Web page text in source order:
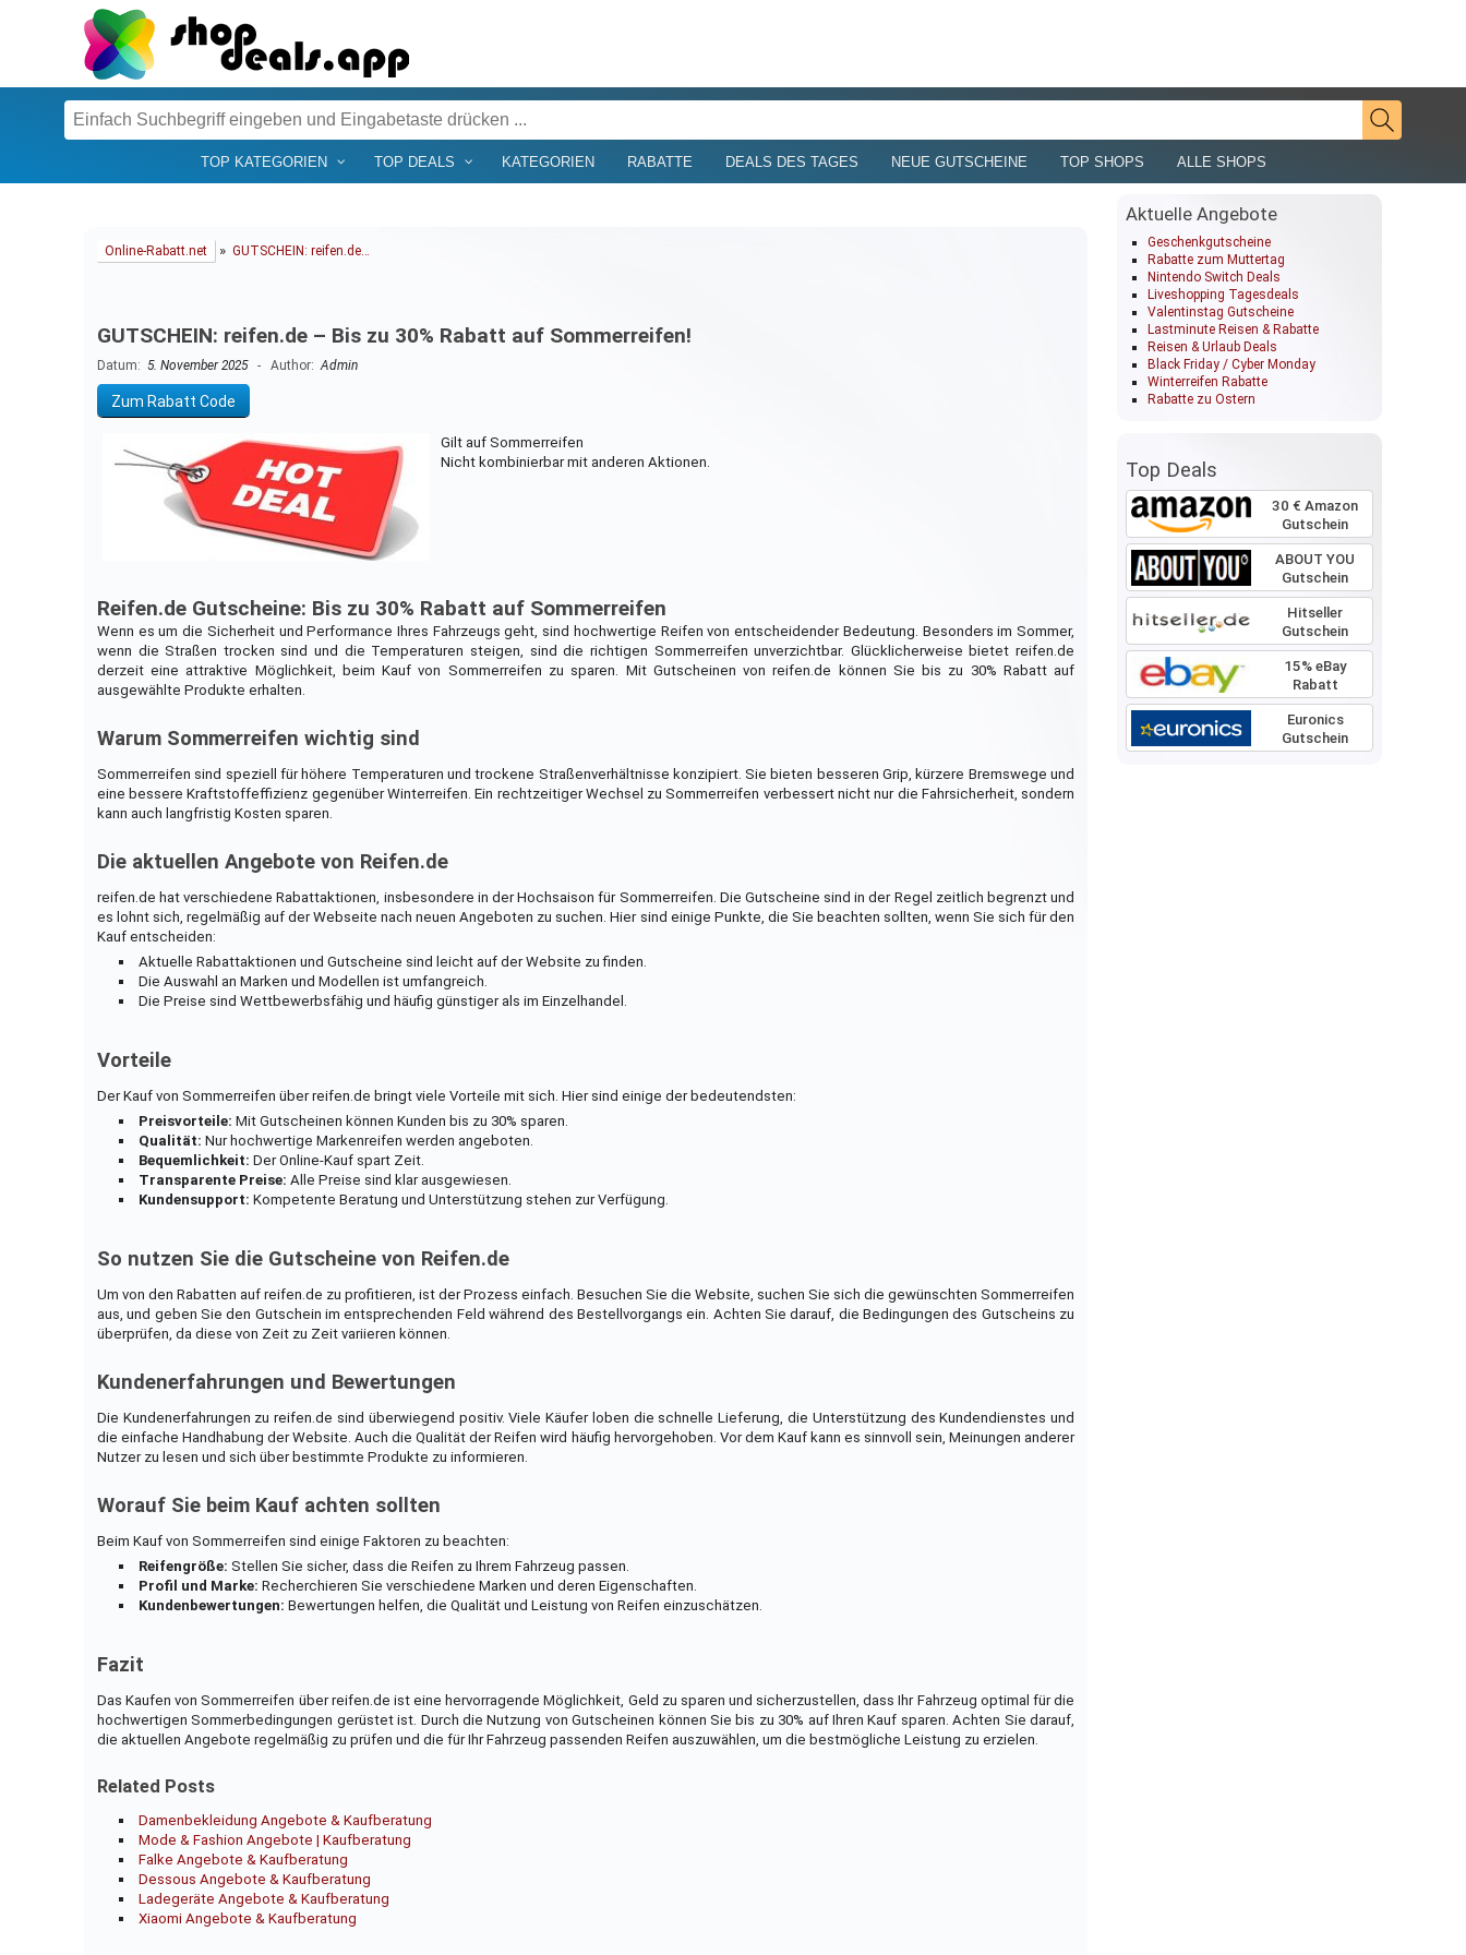
TOP KATEGORIEN TOP DEALS KATEGORIEN RABATTE DEALS DES TAGES NEUE GUTSCHEINE TOP SHOPS ALLE SHOPS
Online-Rabatt.net » GUTSCHEIN: reifen.de…
GUTSCHEIN: reifen.de – Bis zu 30% Rabatt auf Sommerreifen!
Datum: 5. November 2025- Author:Admin
Zum Rabatt Code
Gilt auf Sommerreifen
Nicht kombinierbar mit anderen Aktionen.
Reifen.de Gutscheine: Bis zu 30% Rabatt auf Sommerreifen
Wenn es um die Sicherheit und Performance Ihres Fahrzeugs geht, sind hochwertige Reifen von entscheidender Bedeutung. Besonders im Sommer,
wenn die Straßen trocken sind und die Temperaturen steigen, sind die richtigen Sommerreifen unverzichtbar. Glücklicherweise bietet reifen.de
derzeit eine attraktive Möglichkeit, beim Kauf von Sommerreifen zu sparen. Mit Gutscheinen von reifen.de können Sie bis zu 30% Rabatt auf
ausgewählte Produkte erhalten.
Warum Sommerreifen wichtig sind
Sommerreifen sind speziell für höhere Temperaturen und trockene Straßenverhältnisse konzipiert. Sie bieten besseren Grip, kürzere Bremswege und
eine bessere Kraftstoffeffizienz gegenüber Winterreifen. Ein rechtzeitiger Wechsel zu Sommerreifen verbessert nicht nur die Fahrsicherheit, sondern
kann auch langfristig Kosten sparen.
Die aktuellen Angebote von Reifen.de
reifen.de hat verschiedene Rabattaktionen, insbesondere in der Hochsaison für Sommerreifen. Die Gutscheine sind in der Regel zeitlich begrenzt und
es lohnt sich, regelmäßig auf der Webseite nach neuen Angeboten zu suchen. Hier sind einige Punkte, die Sie beachten sollten, wenn Sie sich für den
Kauf entscheiden:
Aktuelle Rabattaktionen und Gutscheine sind leicht auf der Website zu finden.
Die Auswahl an Marken und Modellen ist umfangreich.
Die Preise sind Wettbewerbsfähig und häufig günstiger als im Einzelhandel.
Vorteile
Der Kauf von Sommerreifen über reifen.de bringt viele Vorteile mit sich. Hier sind einige der bedeutendsten:
Preisvorteile: Mit Gutscheinen können Kunden bis zu 30% sparen.
Qualität: Nur hochwertige Markenreifen werden angeboten.
Bequemlichkeit: Der Online-Kauf spart Zeit.
Transparente Preise: Alle Preise sind klar ausgewiesen.
Kundensupport: Kompetente Beratung und Unterstützung stehen zur Verfügung.
So nutzen Sie die Gutscheine von Reifen.de
Um von den Rabatten auf reifen.de zu profitieren, ist der Prozess einfach. Besuchen Sie die Website, suchen Sie sich die gewünschten Sommerreifen
aus, und geben Sie den Gutschein im entsprechenden Feld während des Bestellvorgangs ein. Achten Sie darauf, die Bedingungen des Gutscheins zu
überprüfen, da diese von Zeit zu Zeit variieren können.
Kundenerfahrungen und Bewertungen
Die Kundenerfahrungen zu reifen.de sind überwiegend positiv. Viele Käufer loben die schnelle Lieferung, die Unterstützung des Kundendienstes und
die einfache Handhabung der Website. Auch die Qualität der Reifen wird häufig hervorgehoben. Vor dem Kauf kann es sinnvoll sein, Meinungen anderer
Nutzer zu lesen und sich über bestimmte Produkte zu informieren.
Worauf Sie beim Kauf achten sollten
Beim Kauf von Sommerreifen sind einige Faktoren zu beachten:
Reifengröße: Stellen Sie sicher, dass die Reifen zu Ihrem Fahrzeug passen.
Profil und Marke: Recherchieren Sie verschiedene Marken und deren Eigenschaften.
Kundenbewertungen: Bewertungen helfen, die Qualität und Leistung von Reifen einzuschätzen.
Fazit
Das Kaufen von Sommerreifen über reifen.de ist eine hervorragende Möglichkeit, Geld zu sparen und sicherzustellen, dass Ihr Fahrzeug optimal für die
hochwertigen Sommerbedingungen gerüstet ist. Durch die Nutzung von Gutscheinen können Sie bis zu 30% auf Ihren Kauf sparen. Achten Sie darauf,
die aktuellen Angebote regelmäßig zu prüfen und die für Ihr Fahrzeug passenden Reifen auszuwählen, um die bestmögliche Leistung zu erzielen.
Related Posts
Damenbekleidung Angebote & Kaufberatung
Mode & Fashion Angebote | Kaufberatung
Falke Angebote & Kaufberatung
Dessous Angebote & Kaufberatung
Ladegeräte Angebote & Kaufberatung
Xiaomi Angebote & Kaufberatung
Aktuelle Angebote
Geschenkgutscheine
Rabatte zum Muttertag
Nintendo Switch Deals
Liveshopping Tagesdeals
Valentinstag Gutscheine
Lastminute Reisen & Rabatte
Reisen & Urlaub Deals
Black Friday / Cyber Monday
Winterreifen Rabatte
Rabatte zu Ostern
Top Deals
30 € Amazon
Gutschein
ABOUT YOU
Gutschein
Hitseller
Gutschein
15% eBay
Rabatt
Euronics
Gutschein